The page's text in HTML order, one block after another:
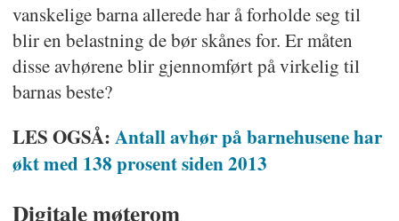
vanskelige barna allerede har å forholde seg til
blir en belastning de bør skånes for. Er måten
disse avhørene blir gjennomført på virkelig til
barnas beste?
LES OGSÅ:Antall avhør på barne­husene har
økt med 138 prosent siden 2013
Digitale møterom